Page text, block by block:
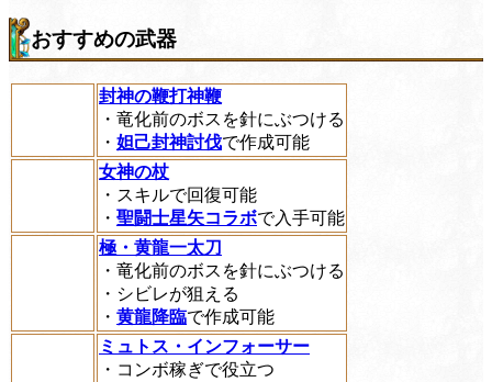
おすすめの武器
封神の鞭打神鞭
・竜化前のボスを針にぶつける
・ 妲己封神討伐で作成可能
女神の杖
・スキルで回復可能
・ 聖闘士星矢コラボで入手可能
極・黄龍一太刀
・竜化前のボスを針にぶつける
・シビレが狙える
・ 黄龍降臨で作成可能
ミュトス・インフォーサー
・コンボ稼ぎで役立つ